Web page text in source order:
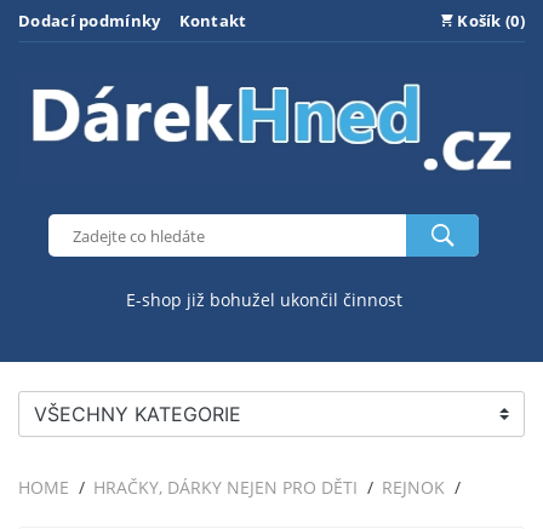
Dodací podmínky Kontakt Košík (0)
E-shop již bohužel ukončil činnost
VŠECHNY KATEGORIE
HOME HRAČKY, DÁRKY NEJEN PRO DĚTI REJNOK